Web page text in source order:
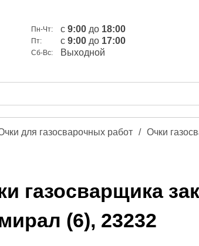
Пн-Чт: c9:00 до 18:00
Пт: c9:00 до 17:00
Сб-Вс: Выходной
для газосварочных работ / Очки
газосварщика
(6), 23232